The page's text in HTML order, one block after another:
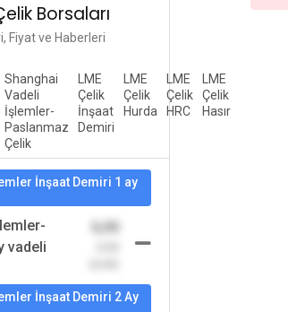
Borsaları
Fiyat ve Haberleri
Shanghai
Vadeli
İşlemler-
Paslanmaz
Çelik
LME
Çelik
İnşaat
Demiri
LME
Çelik
Hurda
LME
Çelik
HRC
LME
Çelik
Hasır
İnşaat Demiri 1 ay
vadeli
İnşaat Demiri 2 Ay